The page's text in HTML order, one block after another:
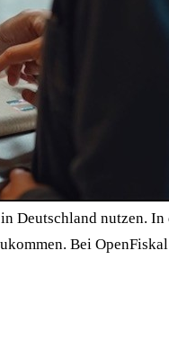
Deutschland nutzen.
Bei